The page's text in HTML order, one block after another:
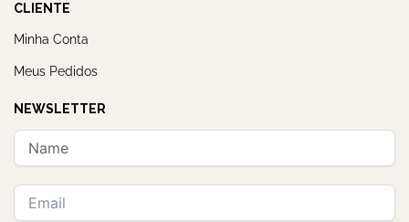
CLIENTE
Minha Conta
Meus Pedidos
NEWSLETTER